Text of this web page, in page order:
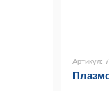
Артикул: